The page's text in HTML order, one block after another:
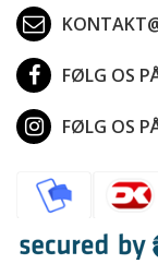
FØLG OS
FØLG OS